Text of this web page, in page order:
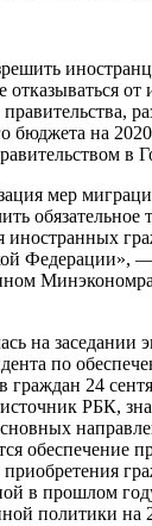
от
правительства,
бюджета на
в
мер
обязательное
иностранных
Федерации», —
на заседании
по
граждан 24
источник РБК,
обеспечение
в прошлом
политики на